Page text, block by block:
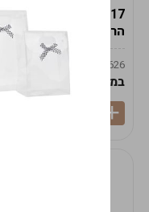
19617-2/17-אגרטל
הרמס 19ס"מ -לבן נקי
9009492379626
במארז